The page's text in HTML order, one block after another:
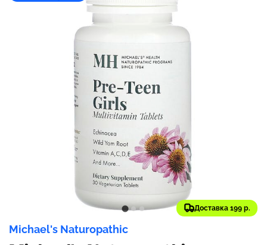
Доставка 199 р.
Michael's Naturopathic